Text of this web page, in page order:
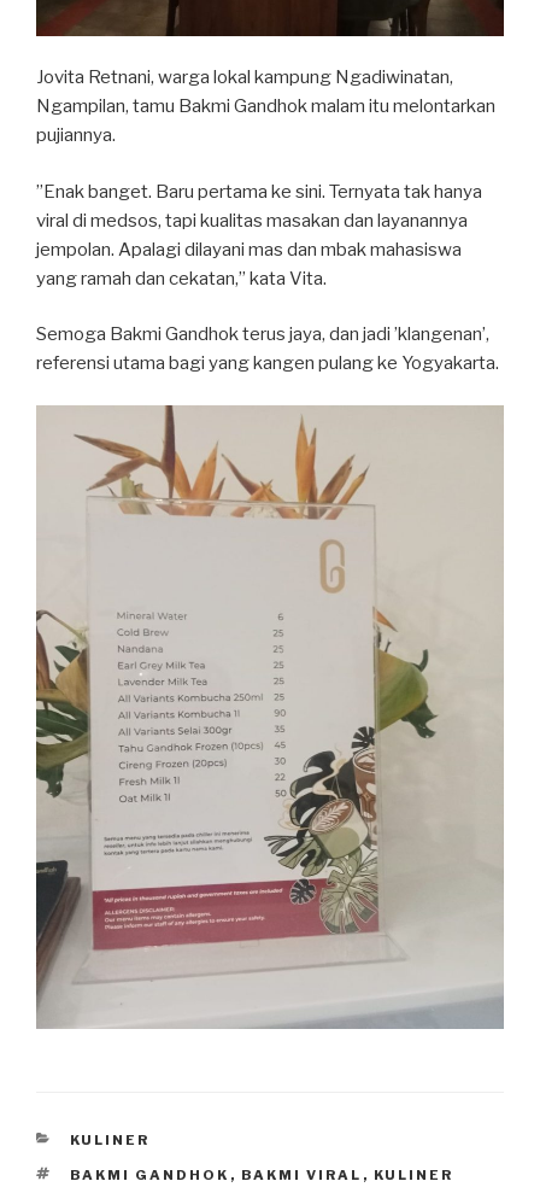
Jovita Retnani, warga lokal kampung Ngadiwinatan,
Ngampilan, tamu Bakmi Gandhok malam itu melontarkan
pujiannya.
”Enak banget. Baru pertama ke sini. Ternyata tak hanya
viral di medsos, tapi kualitas masakan dan layanannya
jempolan. Apalagi dilayani mas dan mbak mahasiswa
yang ramah dan cekatan,” kata Vita.
Semoga Bakmi Gandhok terus jaya, dan jadi ’klangenan’,
referensi utama bagi yang kangen pulang ke Yogyakarta.
CATEGORIES
KULINER
TAGS
BAKMI GANDHOK , BAKMI VIRAL , KULINER